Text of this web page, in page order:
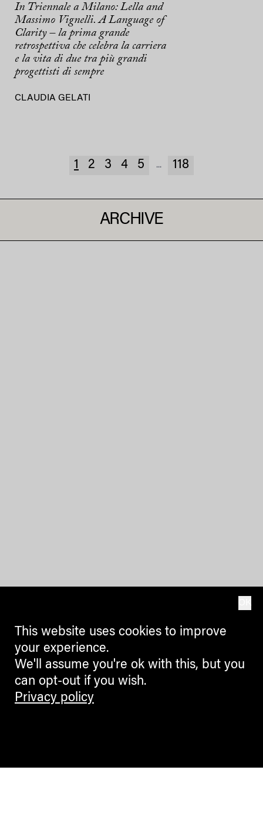
In Triennale a Milano: Lella and
Massimo Vignelli. A Language of
Clarity – la prima grande
retrospettiva che celebra la carriera
e la vita di due tra più grandi
progettisti di sempre
CLAUDIA GELATI
1 2 3 4 5 ... 118
ARCHIVE
This website uses cookies to improve
your experience.
We'll assume you're ok with this, but you
can opt-out if you wish.
Privacy policy